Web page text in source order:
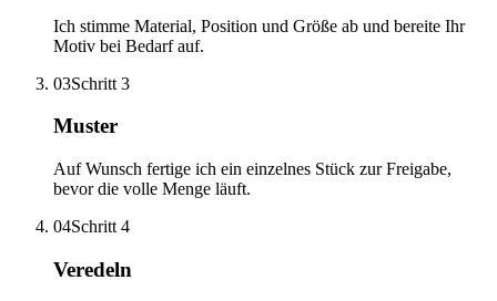
Ich stimme Material, Position und Größe ab und bereite Ihr
Motiv bei Bedarf auf.
03Schritt 3
Muster
Auf Wunsch fertige ich ein einzelnes Stück zur Freigabe,
bevor die volle Menge läuft.
04Schritt 4
Veredeln